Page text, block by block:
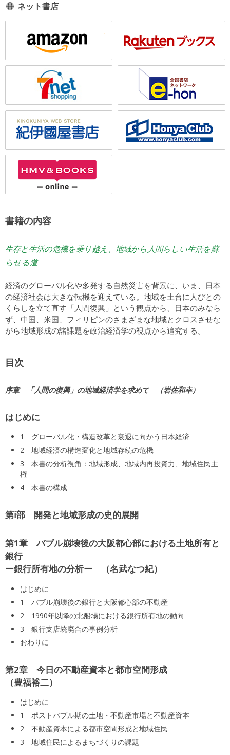
ネット書店
書籍の内容
生存と生活の危機を乗り越え、地域から人間らしい生活を蘇
らせる道
経済のグローバル化や多発する自然災害を背景に、いま、日本
の経済社会は大きな転機を迎えている。地域を土台に人びとの
くらしを立て直す「人間復興」という観点から、日本のみなら
ず、中国、米国、フィリピンのさまざまな地域とクロスさせな
がら地域形成の諸課題を政治経済学の視点から追究する。
目次
序章 「人間の復興」の地域経済学を求めて 岩佐和幸
はじめに
1 グローバル化・構造改革と衰退に向かう日本経済
2 地域経済の構造変化と地域存続の危機
3 本書の分析視角：地域形成、地域内再投資力、地域住民主
権
4 本書の構成
第ⅰ部 開発と地域形成の史的展開
第1章 バブル崩壊後の大阪都心部における土地所有と
銀行
ー銀行所有地の分析ー
名武なつ紀
はじめに
1 バブル崩壊後の銀行と大阪都心部の不動産
2 1990年以降の北船場における銀行所有地の動向
3 銀行支店統廃合の事例分析
おわりに
第2章 今日の不動産資本と都市空間形成
豊福裕二
はじめに
1 ポストバブル期の土地・不動産市場と不動産資本
2 不動産資本による都市空間形成と地域住民
3 地域住民によるまちづくりの課題